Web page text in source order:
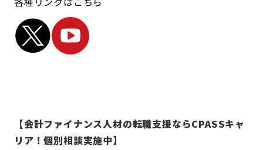
【会計ファイナンス人材の転職支援ならCPASSキャ
リア！個別相談実施中】